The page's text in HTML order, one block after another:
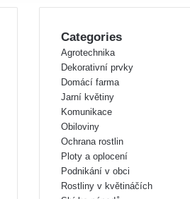
Categories
Agrotechnika
Dekorativní prvky
Domácí farma
Jarní květiny
Komunikace
Obiloviny
Ochrana rostlin
Ploty a oplocení
Podnikání v obci
Rostliny v květináčích